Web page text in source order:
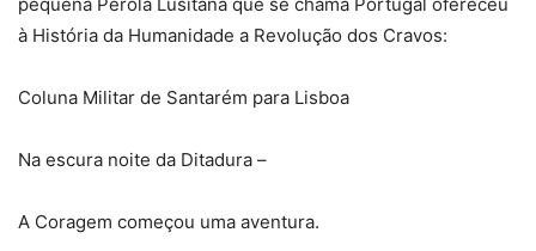
pequena Pérola Lusitana que se chama Portugal ofereceu
à História da Humanidade a Revolução dos Cravos:
Coluna Militar de Santarém para Lisboa
Na escura noite da Ditadura –
A Coragem começou uma aventura.